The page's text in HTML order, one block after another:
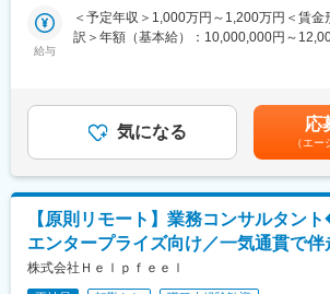
・PaaS Division RAG / Agent Unit 3名
・コンサルタント1名、事業開発2名
ビジネスモデルの構築に携わることができ
・コンサルティングだけではなく、SaaS
合わせたソリューションの企画ができる
・各業界の最前線で活躍してきたPdMやデ
を中心としたTech組織の異能と共に働くこ
■参考資料
・1000億パラメーターのStockmark LLM 特
https://llm.stockmark.co.jp/
これまでのご経験を活かして、若手の
顧客開拓、営業活動等を実施頂きます。
会社の経営にも関わって頂き、新たな制
す。
■魅力：
置で、上流工程からプロジェクトに深く関
・意思決定のスピード感を非常に重視して
速に方向性を決定できるため、ストレスな
給与
＜予定年収＞1,000万円～1,200万円＜賃金
訳＞年額（基本給）：10,000,000円～
気になる 応
（エー
【原則リモート】業務コンサルタン
エンタープライズ向け／一気通貫で伴
株式会社Ｈｅｌｐｆｅｅｌ